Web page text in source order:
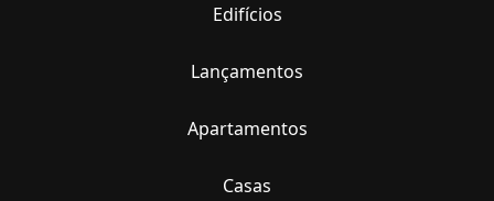
Edifícios
Lançamentos
Apartamentos
Casas